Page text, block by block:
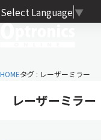
Select Language ▼
HOMEタグ : レーザーミラー
レーザーミラー